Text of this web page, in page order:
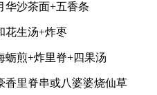
华沙茶面+五香条
花生汤+炸枣
蛎煎+炸里脊+四果汤
香里脊串或八婆婆烧仙草